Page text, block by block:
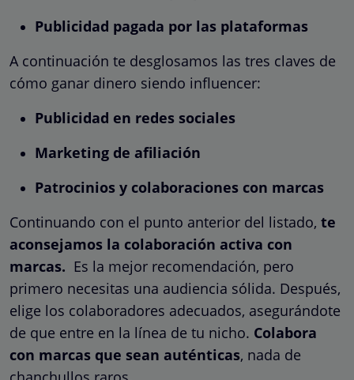
Publicidad pagada por las plataformas
A continuación te desglosamos las tres claves de
cómo ganar dinero siendo influencer:
Publicidad en redes sociales
Marketing de afiliación
Patrocinios y colaboraciones con marcas
Continuando con el punto anterior del listado, te
aconsejamos la colaboración activa con
marcas. Es la mejor recomendación, pero
primero necesitas una audiencia sólida. Después,
elige los colaboradores adecuados, asegurándote
de que entre en la línea de tu nicho. Colabora
con marcas que sean auténticas, nada de